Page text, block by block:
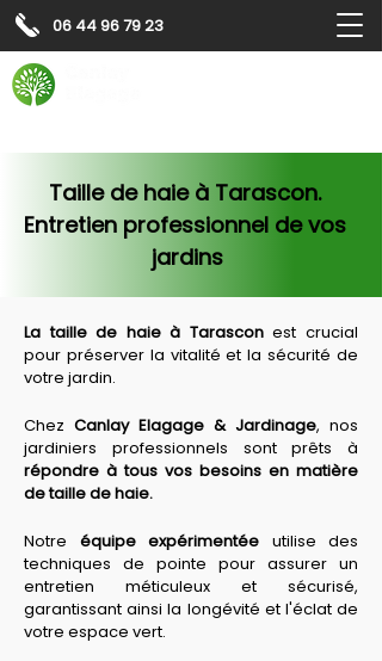
06 44 96 79 23
Taille de haie à Tarascon.
Entretien professionnel de vos
jardins
La taille de haie à Tarascon est crucial
pour préserver la vitalité et la sécurité de
votre jardin.
Chez Canlay Elagage & Jardinage, nos
répondre à tous vos besoins en matière
de taille de haie.
Notre équipe expérimentée utilise des
techniques de pointe pour assurer un
entretien méticuleux et sécurisé,
garantissant ainsi la longévité et l'éclat de
votre espace vert.